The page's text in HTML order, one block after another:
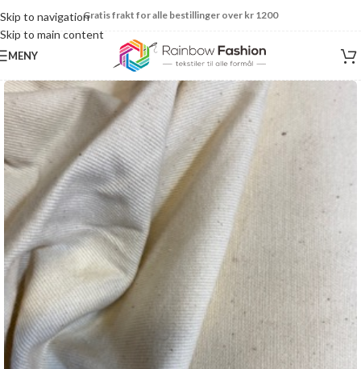
Skip to navigation
Skip to main content
Gratis frakt for alle bestillinger over kr 1200
MENY